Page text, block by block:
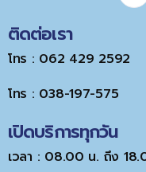
ติดต่อเรา
โทร : 062 429 2592
โทร : 038-197-575
เปิดบริการทุกวัน
เวลา : 08.00 น. ถึง